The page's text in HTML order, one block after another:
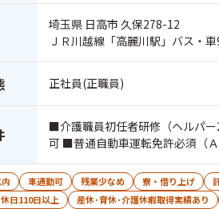
埼玉県 日高市 久保278-12
ＪＲ川越線「高麗川駅」バス・
正社員(正職員)
■介護職員初任者研修（ヘルパ
可 ■普通自動車運転免許必須（Ａ
車通勤可 残業少なめ 寮・借り上げ
日110日以上 産休･育休･介護休暇取得実績あり